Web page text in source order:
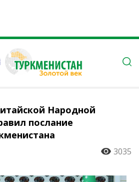
Народной
послание
3035